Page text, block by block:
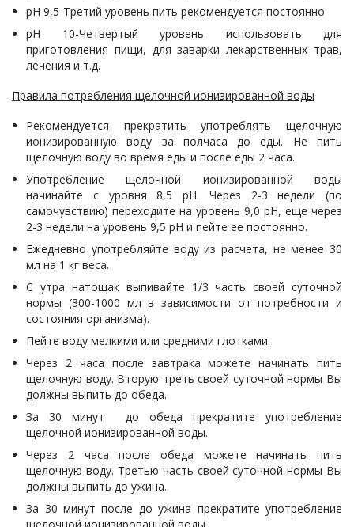
pH 9,5-Третий уровень пить рекомендуется постоянно
pH 10-Четвертый уровень использовать для
приготовления пищи, для заварки лекарственных трав,
лечения и т.д.
Правила потребления щелочной ионизированной воды
Рекомендуется прекратить употреблять щелочную
ионизированную воду за полчаса до еды. Не пить
щелочную воду во время еды и после еды 2 часа.
Употребление щелочной ионизированной воды
начинайте с уровня 8,5 рН. Через 2-3 недели (по
самочувствию) переходите на уровень 9,0 рН, еще через
2-3 недели на уровень 9,5 рН и пейте ее постоянно.
Ежедневно употребляйте воду из расчета, не менее 30
мл на 1 кг веса.
С утра натощак выпивайте 1/3 часть своей суточной
нормы (300-1000 мл в зависимости от потребности и
состояния организма).
Пейте воду мелкими или средними глотками.
Через 2 часа после завтрака можете начинать пить
щелочную воду. Вторую треть своей суточной нормы Вы
должны выпить до обеда.
За 30 минут до обеда прекратите употребление
щелочной ионизированной воды.
Через 2 часа после обеда можете начинать пить
щелочную воду. Третью часть своей суточной нормы Вы
должны выпить до ужина.
За 30 минут после до ужина прекратите употребление